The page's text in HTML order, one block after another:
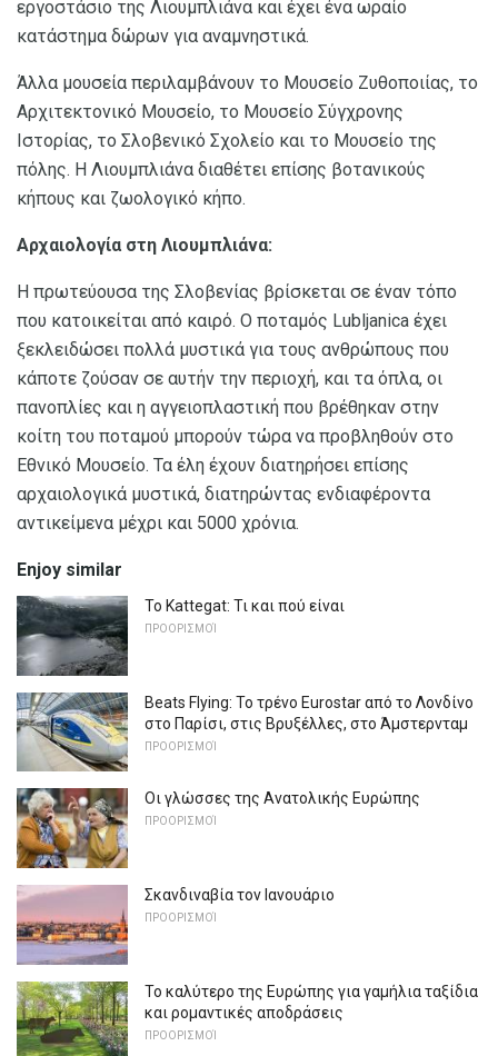
εργοστάσιο της Λιουμπλιάνα και έχει ένα ωραίο
κατάστημα δώρων για αναμνηστικά.
Άλλα μουσεία περιλαμβάνουν το Μουσείο Ζυθοποιίας, το
Αρχιτεκτονικό Μουσείο, το Μουσείο Σύγχρονης
Ιστορίας, το Σλοβενικό Σχολείο και το Μουσείο της
πόλης. Η Λιουμπλιάνα διαθέτει επίσης βοτανικούς
κήπους και ζωολογικό κήπο.
Αρχαιολογία στη Λιουμπλιάνα:
Η πρωτεύουσα της Σλοβενίας βρίσκεται σε έναν τόπο
που κατοικείται από καιρό. Ο ποταμός Lubljanica έχει
ξεκλειδώσει πολλά μυστικά για τους ανθρώπους που
κάποτε ζούσαν σε αυτήν την περιοχή, και τα όπλα, οι
πανοπλίες και η αγγειοπλαστική που βρέθηκαν στην
κοίτη του ποταμού μπορούν τώρα να προβληθούν στο
Εθνικό Μουσείο. Τα έλη έχουν διατηρήσει επίσης
αρχαιολογικά μυστικά, διατηρώντας ενδιαφέροντα
αντικείμενα μέχρι και 5000 χρόνια.
Enjoy similar
Το Kattegat: Τι και πού είναι
ΠΡΟΟΡΙΣΜΟΊ
Beats Flying: Το τρένο Eurostar από το Λονδίνο
στο Παρίσι, στις Βρυξέλλες, στο Άμστερνταμ
ΠΡΟΟΡΙΣΜΟΊ
Οι γλώσσες της Ανατολικής Ευρώπης
ΠΡΟΟΡΙΣΜΟΊ
Σκανδιναβία τον Ιανουάριο
ΠΡΟΟΡΙΣΜΟΊ
Το καλύτερο της Ευρώπης για γαμήλια ταξίδια
και ρομαντικές αποδράσεις
ΠΡΟΟΡΙΣΜΟΊ